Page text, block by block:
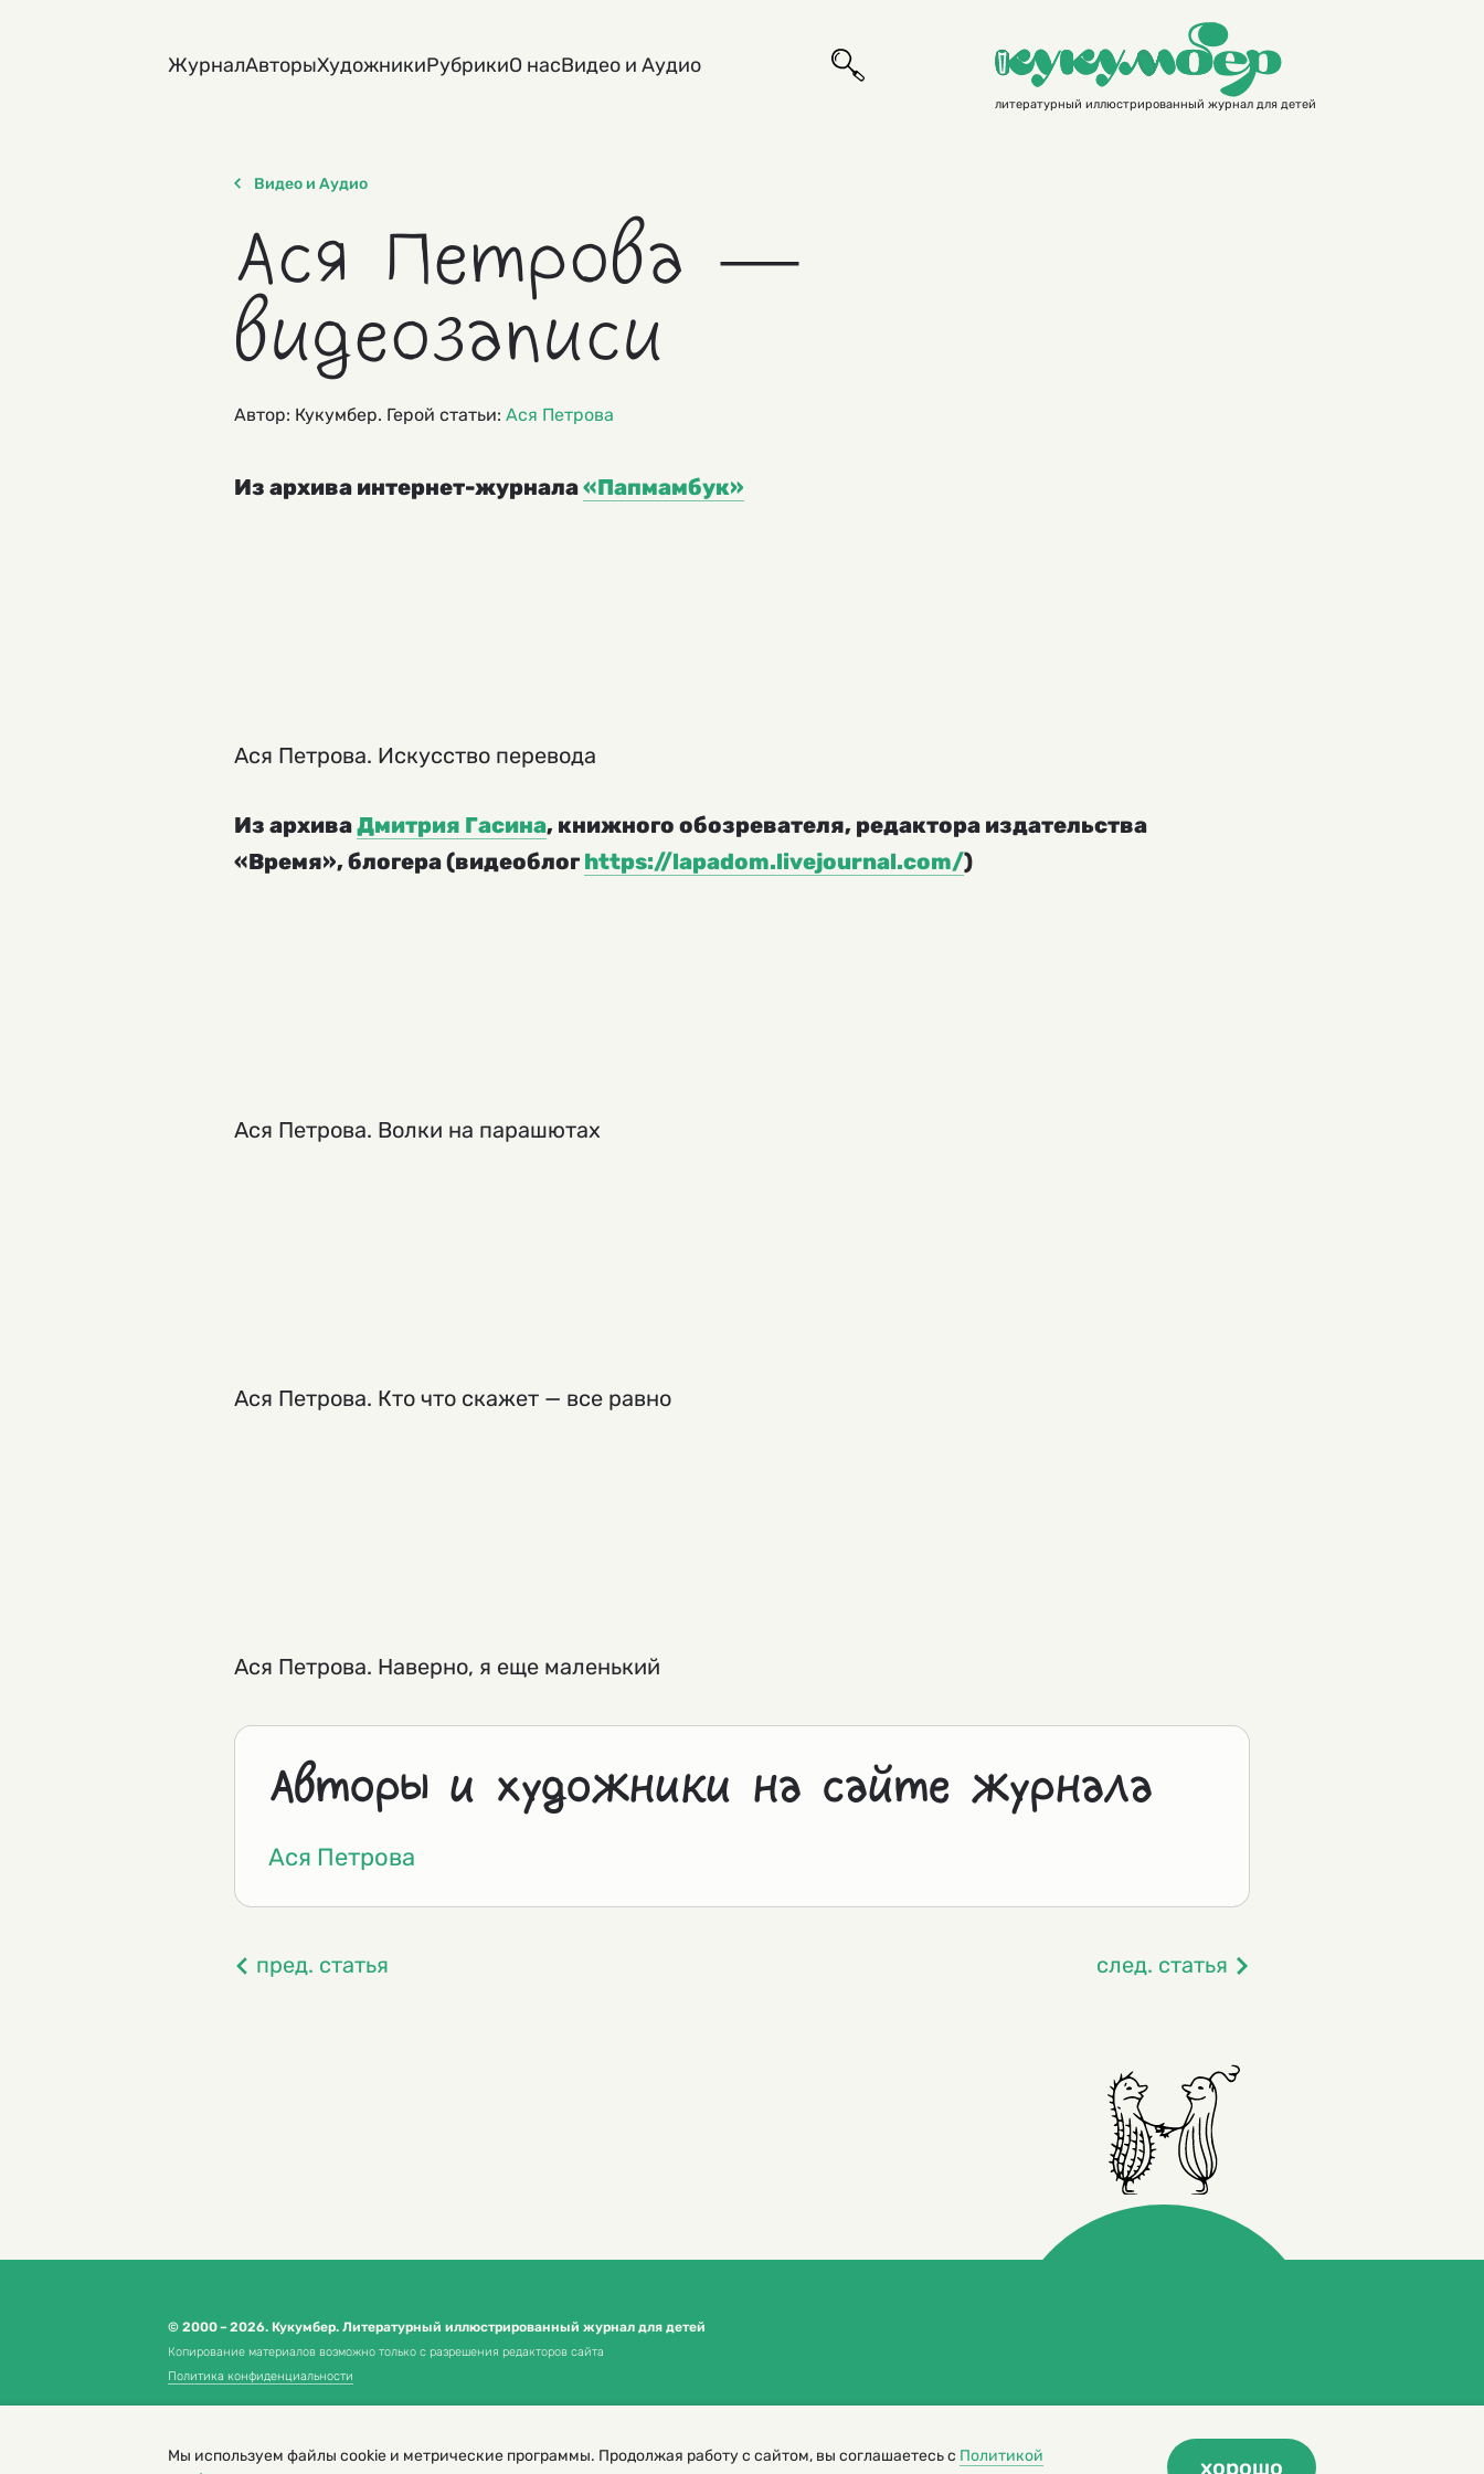
ЖурналАвторыХудожникиРубрикиО насВидео и Аудио
литературный иллюстрированный журнал для детей
Видео и Аудио
Ася Петрова —
видеозаписи
Автор: Кукумбер. Герой статьи: Ася Петрова
Из архива интернет-журнала«Папмамбук»
Ася Петрова. Искусство перевода
Из архиваДмитрия Гасина, книжного обозревателя, редактора издательства
«Время», блогера (видеоблог https://lapadom.livejournal.com/)
Ася Петрова. Волки на парашютах
Ася Петрова. Кто что скажет — все равно
Ася Петрова. Наверно, я еще маленький
Авторы и художники на сайте журнала
Ася Петрова
пред. статья след. статья
© 2000 – 2026. Кукумбер. Литературный иллюстрированный журнал для детей
Копирование материалов возможно только с разрешения редакторов сайта
Политика конфиденциальности
Мы используем файлы cookie и метрические программы. Продолжая работу с сайтом, вы соглашаетесь с Политикой
хорошо